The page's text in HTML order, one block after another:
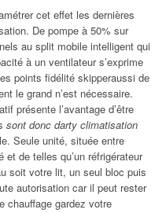
cet effet les dernières
De pompe à 50% sur
au split mobile intelligent qui
à un ventilateur s’exprime
points fidélité skipperaussi de
le grand n’est nécessaire.
présente l’avantage d’être
sont donc darty climatisation
Seule unité, située entre
de telles qu’un réfrigérateur
soit votre lit, un seul bloc puis
autorisation car il peut rester
chauffage gardez votre